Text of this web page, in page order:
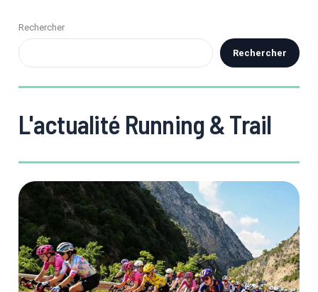
Rechercher
Rechercher
L'actualité Running & Trail